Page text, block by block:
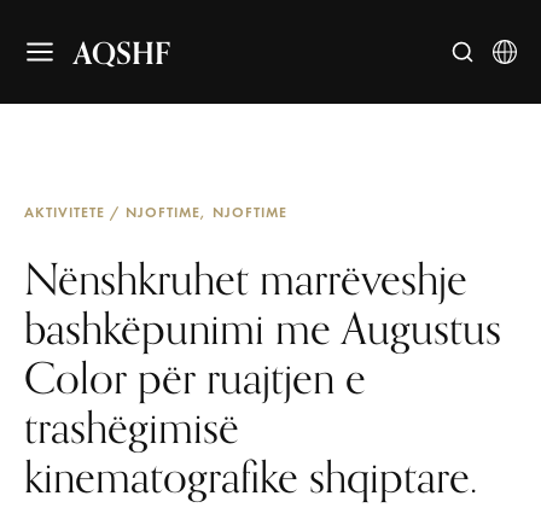
AQSHF
AKTIVITETE / NJOFTIME NJOFTIME
Nënshkruhet marrëveshje
bashkëpunimi me Augustus
Color për ruajtjen e
trashëgimisë
kinematografike shqiptare.